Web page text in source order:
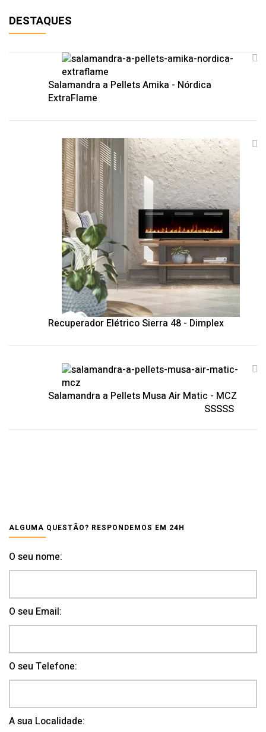
DESTAQUES
Salamandra a Pellets Amika - Nórdica
ExtraFlame
Recuperador Elétrico Sierra 48 - Dimplex
Salamandra a Pellets Musa Air Matic - MCZ
5.00de 5
ALGUMA QUESTÃO? RESPONDEMOS EM 24H
O seu nome:
O seu Email:
O seu Telefone:
A sua Localidade: